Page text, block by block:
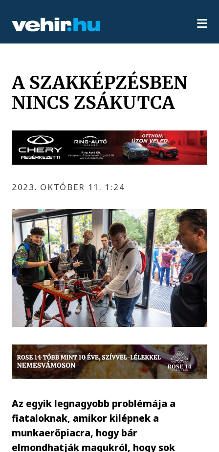
A SZAKKÉPZÉSBEN
NINCS ZSÁKUTCA
2023. OKTÓBER 11. 1:24
Az egyik legnagyobb problémája a
fiataloknak, amikor kilépnek a
munkaerőpiacra, hogy bár
elmondhatják magukról, hogy sok